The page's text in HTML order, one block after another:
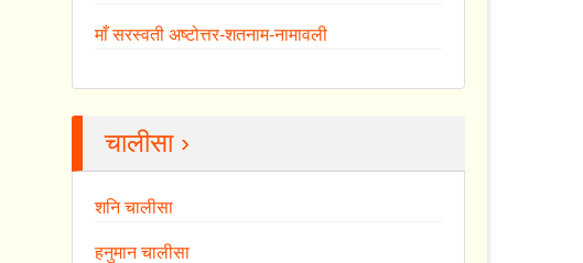
माँ सरस्वती अष्टोत्तर-शतनाम-नामावली
चालीसा ›
शनि चालीसा
हनुमान चालीसा